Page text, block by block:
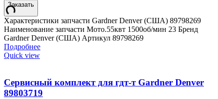
Заказать
Характеристики запчасти Gardner Denver (США) 89798269
Наименование запчасти Мото.55квт 1500об/мин 23 Бренд
Gardner Denver (США) Артикул 89798269
Подробнее
Quick view
Сервисный комплект для гдт-т Gardner Denver
89803719